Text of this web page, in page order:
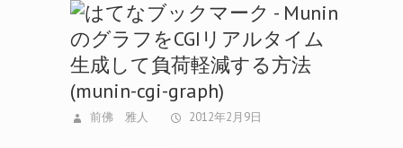
前佛 雅人 2012年2月9日